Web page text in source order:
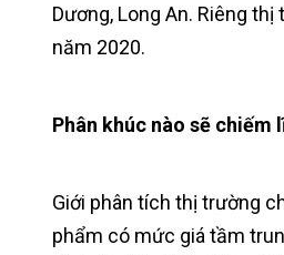
Dương, Long An. Riêng
năm 2020.
Phân khúc nào sẽ chiếm
Giới phân tích thị trường
phẩm có mức giá tầm